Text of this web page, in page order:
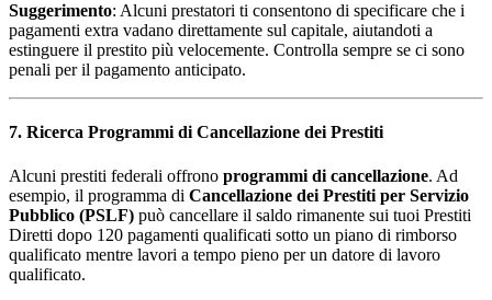
Suggerimento: Alcuni prestatori ti consentono di specificare che i
pagamenti extra vadano direttamente sul capitale, aiutandoti a
estinguere il prestito più velocemente. Controlla sempre se ci sono
penali per il pagamento anticipato.
7. Ricerca Programmi di Cancellazione dei Prestiti
Alcuni prestiti federali offrono programmi di cancellazione. Ad
esempio, il programma di Cancellazione dei Prestiti per Servizio
Pubblico (PSLF) può cancellare il saldo rimanente sui tuoi Prestiti
Diretti dopo 120 pagamenti qualificati sotto un piano di rimborso
qualificato mentre lavori a tempo pieno per un datore di lavoro
qualificato.